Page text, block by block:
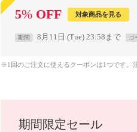
5% OFF 対象商品を見る
期間 8月11日 (Tue) 23:58まで コ
※1回のご注文に使えるクーポンは1つです。
期間限定セール